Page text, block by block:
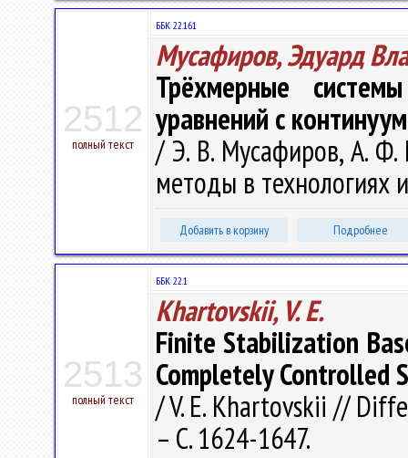
2512
полный текст
ББК 22.161
Мусафиров, Эдуард
Трёхмерные
уравнений с
/ Э. В. Мусафиров, А. Ф.
методы в
Добавить в корзину Подробнее
2513
полный текст
ББК 22.1
Khartovskii, V. E.
Finite Stabilization
Completely Controlled
/ V. E. Khartovskii //
– С. 1624-1647.